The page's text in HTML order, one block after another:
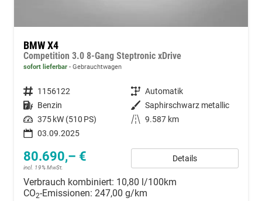
BMW X4
Competition 3.0 8-Gang Steptronic xDrive
sofort lieferbar Gebrauchtwagen
Fahrzeugnummer 1156122 Getriebe Automatik
Kraftstoff Benzin Außenfarbe Saphirschwarz metallic
Leistung 375 kW (510 PS) Kilometerstand 9.587 km
03.09.2025
80.690,– €
incl. 19% MwSt.
Details
Verbrauch kombiniert: 10,80 l/100km
CO2-Emissionen: 247,00 g/km